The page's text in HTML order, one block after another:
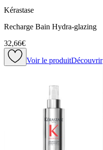
Kérastase
Recharge Bain Hydra-glazing
32,66€
Voir le produitDécouvrir